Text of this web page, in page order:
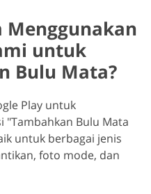
Menggunakan
untuk
Bulu Mata?
Play untuk
"Tambahkan Bulu Mata
untuk berbagai jenis
foto mode, dan